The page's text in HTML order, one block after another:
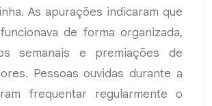
As apurações indicaram que
de forma organizada,
semanais e premiações de
Pessoas ouvidas durante a
frequentar regularmente o